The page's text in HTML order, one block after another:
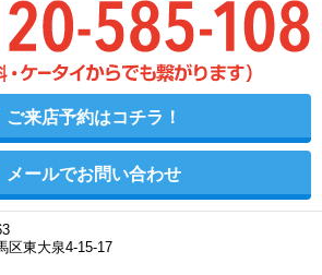
ご来店予約はコチラ！
メールでお問い合わせ
区東大泉4-15-17